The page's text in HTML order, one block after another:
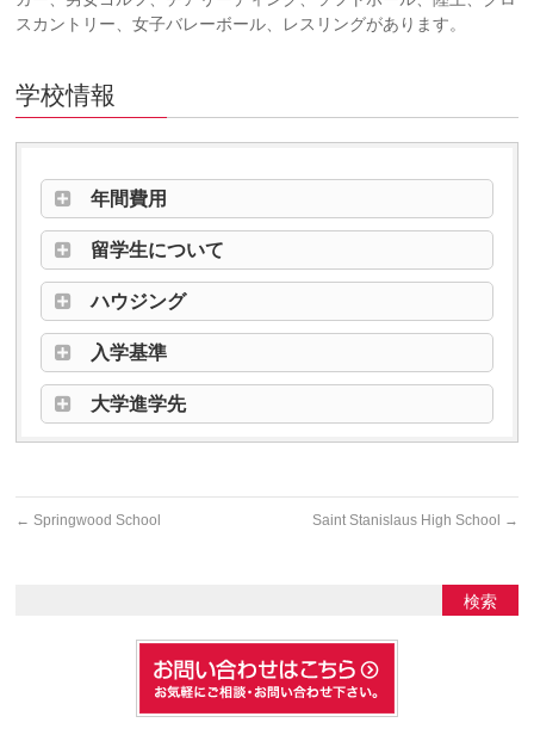
スカントリー、女子バレーボール、レスリングがあります。
学校情報
年間費用
留学生について
ハウジング
入学基準
大学進学先
← Springwood School Saint Stanislaus High School →